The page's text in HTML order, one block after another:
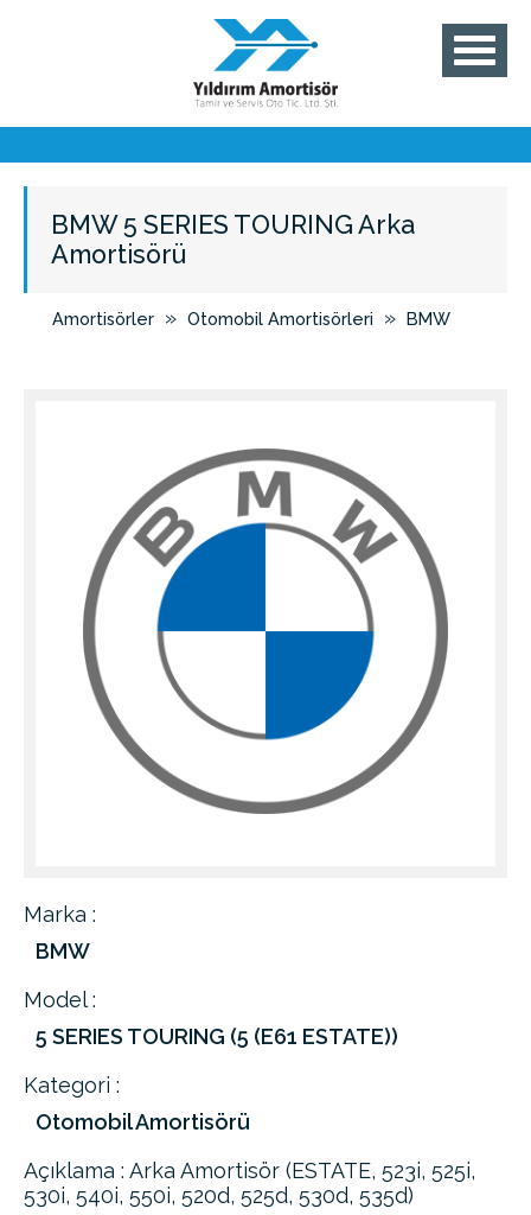
BMW 5 SERIES TOURING Arka
Amortisörü
Amortisörler » Otomobil Amortisörleri » BMW
Marka :
BMW
Model :
5 SERIES TOURING (5 (E61 ESTATE))
Kategori :
Otomobil Amortisörü
Açıklama : Arka Amortisör (ESTATE, 523i, 525i,
530i, 540i, 550i, 520d, 525d, 530d, 535d)